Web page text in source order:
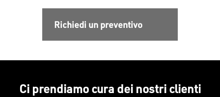
Richiedi un preventivo
Ci prendiamo cura dei nostri clienti